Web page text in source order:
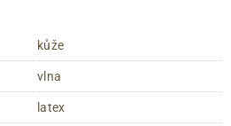
kůže
vlna
latex